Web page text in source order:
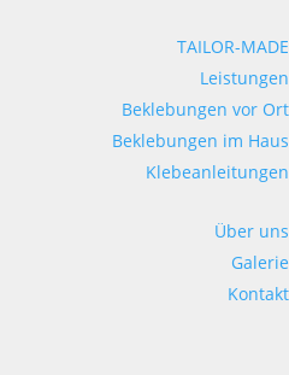
TAILOR-MADE
Leistungen
Beklebungen vor Ort
Beklebungen im Haus
Klebeanleitungen
Über uns
Galerie
Kontakt